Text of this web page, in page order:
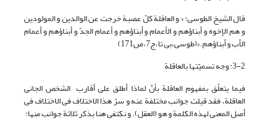
قال الشیخ الطوسی: « و العاقلة کلّ عصبة خرجت عن الوالدین و المولودین
و هم الإخوه و أبناؤهم و الأعمام و أبناؤهم و أعمام الجدّ و أبناؤهم و أعمام
الأب و أبناؤهم.»(طوسی،بی تا،ج7،ص171)
3-2: وجه تسمیّتها بالعاقلة
فیما یتعلّق بمفهوم العاقلة بأنّ لماذا أطلق علی أقارب الشخص الجانی
العاقلة، فقد قیلت جوانب مختلفة عنه و سرّ هذا الاختلاف فی الاختلاف فی
أصل المعنى لهذه الکلمة و هو (العقل). و نکتفی هنا بذکر ثلاثة جوانب منها: